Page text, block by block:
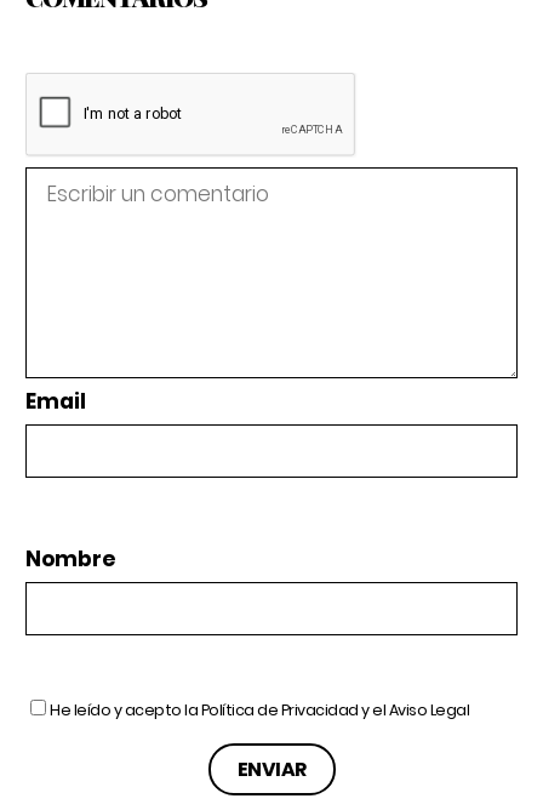
Email
Nombre
He leído y acepto laPolítica de Privacidady elAviso Legal